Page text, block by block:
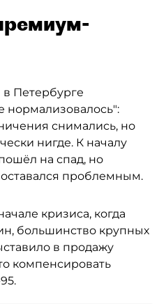
Петербурге
нормализовалось":
снимались, но
нигде. К началу
на спад, но
проблемным.
кризиса, когда
большинство крупных
в продажу
компенсировать